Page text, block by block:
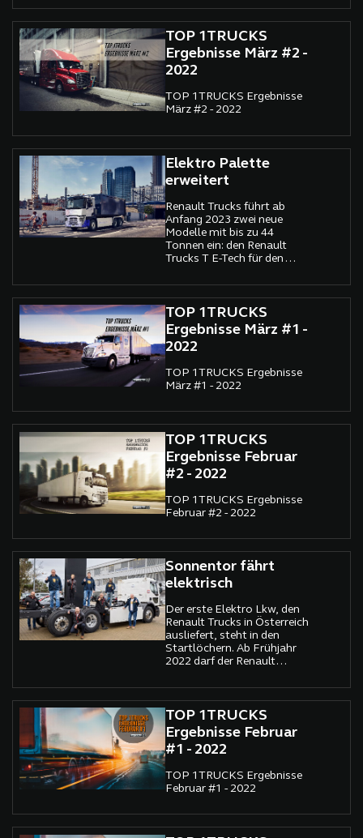
bei sechs verschiedenen
Interessenten.
TOP 1TRUCKS
Ergebnisse März #2 -
2022
TOP 1TRUCKS Ergebnisse
März #2 - 2022
Elektro Palette
erweitert
Renault Trucks führt ab
Anfang 2023 zwei neue
Modelle mit bis zu 44
Tonnen ein: den Renault
Trucks T E-Tech für den
den Renault Trucks C E-Tech
für den Baustellenverkehr.
TOP 1TRUCKS
Ergebnisse März #1 -
2022
TOP 1TRUCKS Ergebnisse
März #1 - 2022
TOP 1TRUCKS
Ergebnisse Februar
#2 - 2022
TOP 1TRUCKS Ergebnisse
Februar #2 - 2022
Sonnentor fährt
elektrisch
Der erste Elektro Lkw, den
Renault Trucks in Österreich
ausliefert, steht in den
Startlöchern. Ab Frühjahr
2022 darf der Renault
SONNENTOR
Kräuterhandels GmbH in
Sprögnitz im Waldviertel
sowohl auf der Kurzstrecke
wie auch im Nahverkehr
seine Stärken ausspielen.
TOP 1TRUCKS
Ergebnisse Februar
#1 - 2022
TOP 1TRUCKS Ergebnisse
Februar #1 - 2022